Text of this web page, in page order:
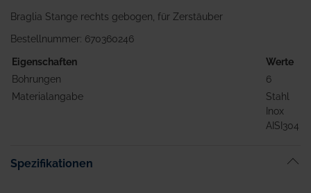
Braglia Stange rechts gebogen, für Zerstäuber
Bestellnummer: 670360246
Eigenschaften
Werte
Bohrungen
6
Materialangabe
Stahl
Inox
AISI304
Spezifikationen